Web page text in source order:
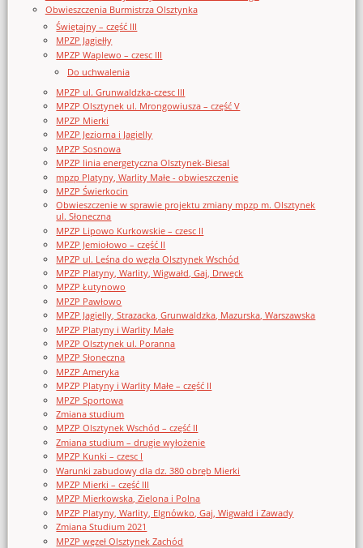
Obwieszczenia Burmistrza Olsztynka
Świętajny – część III
MPZP Jagiełły
MPZP Waplewo – czesc III
Do uchwalenia
MPZP ul. Grunwaldzka-czesc III
MPZP Olsztynek ul. Mrongowiusza – część V
MPZP Mierki
MPZP Jeziorna i Jagielly
MPZP Sosnowa
MPZP linia energetyczna Olsztynek-Biesal
mpzp Platyny, Warlity Małe - obwieszczenie
MPZP Świerkocin
Obwieszczenie w sprawie projektu zmiany mpzp m. Olsztynek
ul. Słoneczna
MPZP Lipowo Kurkowskie – czesc II
MPZP Jemiołowo – część II
MPZP ul. Leśna do węzła Olsztynek Wschód
MPZP Platyny, Warlity, Wigwałd, Gaj, Drwęck
MPZP Łutynowo
MPZP Pawłowo
MPZP Jagielly, Strazacka, Grunwaldzka, Mazurska, Warszawska
MPZP Platyny i Warlity Małe
MPZP Olsztynek ul. Poranna
MPZP Słoneczna
MPZP Ameryka
MPZP Platyny i Warlity Małe – część II
MPZP Sportowa
Zmiana studium
MPZP Olsztynek Wschód – część II
Zmiana studium – drugie wyłożenie
MPZP Kunki – czesc I
Warunki zabudowy dla dz. 380 obręb Mierki
MPZP Mierki – część III
MPZP Mierkowska, Zielona i Polna
MPZP Platyny, Warlity, Elgnówko, Gaj, Wigwałd i Zawady
Zmiana Studium 2021
MPZP węzeł Olsztynek Zachód